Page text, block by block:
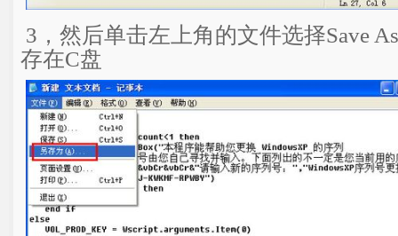
3，然后单击左上角的文件选择Save
存在C盘